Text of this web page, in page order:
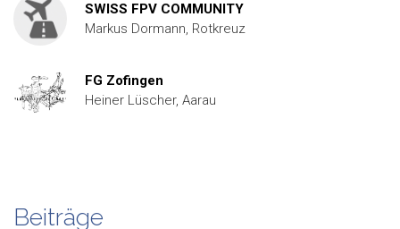
SWISS FPV COMMUNITY
Markus Dormann, Rotkreuz
FG Zofingen
Heiner Lüscher, Aarau
Beiträge